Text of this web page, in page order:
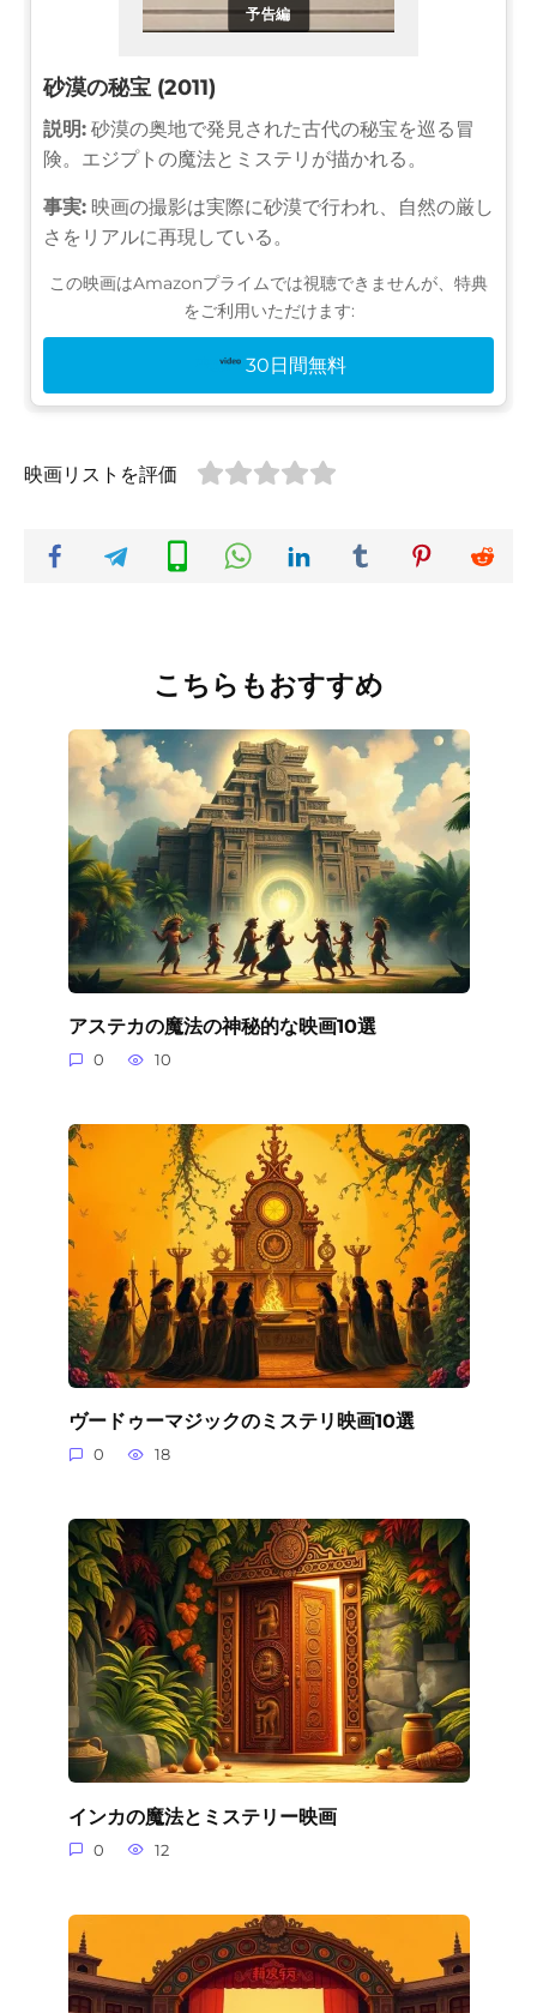
予告編
砂漠の秘宝 (2011)
説明: 砂漠の奥地で発見された古代の秘宝を巡る冒
険。エジプトの魔法とミステリが描かれる。
事実: 映画の撮影は実際に砂漠で行われ、自然の厳し
さをリアルに再現している。
この映画はAmazonプライムでは視聴できませんが、特典
をご利用いただけます:
30日間無料
映画リストを評価
こちらもおすすめ
アステカの魔法の神秘的な映画10選
0 10
ヴードゥーマジックのミステリ映画10選
0 18
インカの魔法とミステリー映画
0 12